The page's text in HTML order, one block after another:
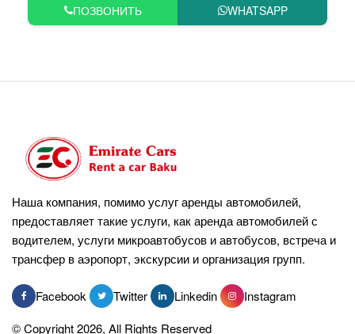
ПОЗВОНИТЬ WHATSAPP
Наша компания, помимо услуг аренды автомобилей,
предоставляет такие услуги, как аренда автомобилей с
водителем, услуги микроавтобусов и автобусов, встреча и
трансфер в аэропорт, экскурсии и организация групп.
Facebook Twitter Linkedin
Instagram
© Copyright 2026, All Rights Reserved